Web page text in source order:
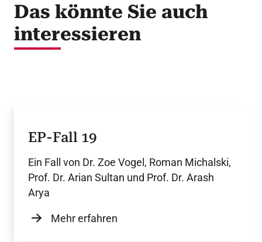
Das könnte Sie auch
interessieren
EP-Fall 19
Ein Fall von Dr. Zoe Vogel, Roman Michalski,
Prof. Dr. Arian Sultan und Prof. Dr. Arash
Arya
Mehr erfahren